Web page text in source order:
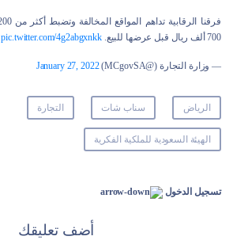
700 ألف ريال قبل عرضها للبيع.
pic.twitter.com/4g2abgxnkk
— وزارة التجارة (@MCgovSA) January 27, 2022
الرياض سناب شات التجارة
الهيئة السعودية للملكية الفكرية
تسجيل الدخول
أضف تعليقك